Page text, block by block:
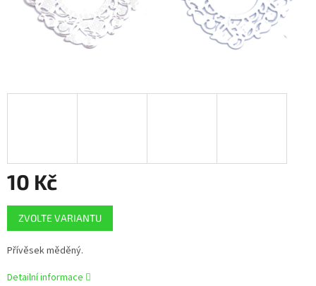
10 Kč
Měrná
cena:
ZVOLTE VARIANTU
Přívěsek měděný.
Detailní informace